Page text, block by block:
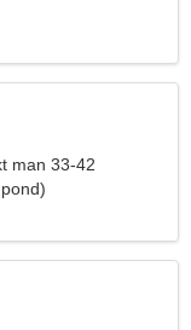
man 33-42